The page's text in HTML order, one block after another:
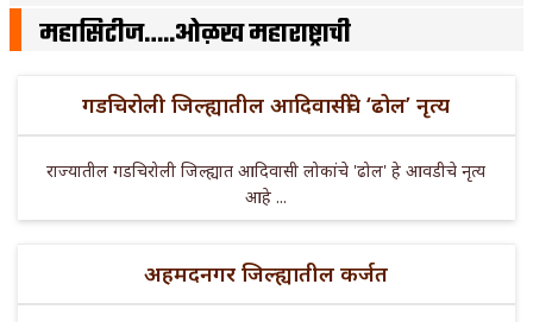
महासिटीज…..ओळख महाराष्ट्राची
गडचिरोली जिल्ह्यातील आदिवासींचे ‘ढोल’ नृत्य
राज्यातील गडचिरोली जिल्ह्यात आदिवासी लोकांचे 'ढोल' हे आवडीचे नृत्य
आहे ...
अहमदनगर जिल्ह्यातील कर्जत